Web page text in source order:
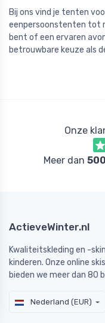
Bij ons vind je tenten
eenpersoonstenten tot
bent of een ervaren
betrouwbare keuze als
Onze
Meer dan
ActieveWinter.nl
Kwaliteitskleding en -
kinderen. Onze online
bieden we meer dan 80
Nederland (EUR)